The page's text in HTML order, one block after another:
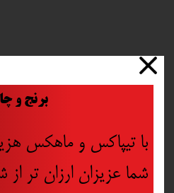
برنج و
با تیپاکس و ماهکس
شما عزیزان ارزان تر